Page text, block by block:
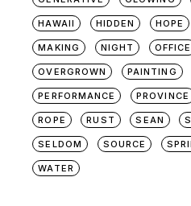
HAWAII HIDDEN HOPE
MAKING NIGHT OFFICE
OVERGROWN PAINTING
PERFORMANCE PROVINCE
ROPE RUST SEAN
SELDOM SOURCE
WATER